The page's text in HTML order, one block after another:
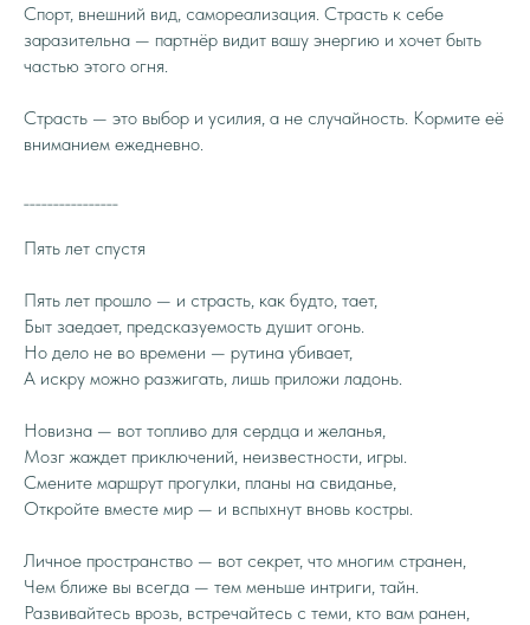
Спорт, внешний вид, самореализация. Страсть к себе
заразительна — партнёр видит вашу энергию и хочет быть
частью этого огня.
Страсть — это выбор и усилия, а не случайность. Кормите её
вниманием ежедневно.
Пять лет спустя
Пять лет прошло — и страсть, как будто, тает,
Быт заедает, предсказуемость душит огонь.
Но дело не во времени — рутина убивает,
А искру можно разжигать, лишь приложи ладонь.
Новизна — вот топливо для сердца и желанья,
Мозг жаждет приключений, неизвестности, игры.
Смените маршрут прогулки, планы на свиданье,
Откройте вместе мир — и вспыхнут вновь костры.
Личное пространство — вот секрет, что многим странен,
Чем ближе вы всегда — тем меньше интриги, тайн.
Развивайтесь врозь, встречайтесь с теми, кто вам ранен,